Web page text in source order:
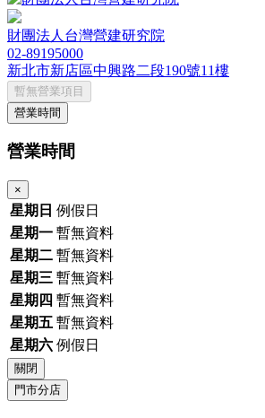
財團法人台灣營建研究院
02-89195000
新北市新店區中興路二段190號11樓
暫無營業項目
營業時間
營業時間
×
星期日 例假日
星期一 暫無資料
星期二 暫無資料
星期三 暫無資料
星期四 暫無資料
星期五 暫無資料
星期六 例假日
關閉
門市分店